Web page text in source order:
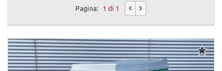
Pagina: 1 di 1